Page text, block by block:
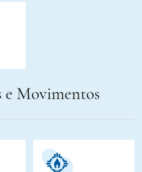
e Movimentos